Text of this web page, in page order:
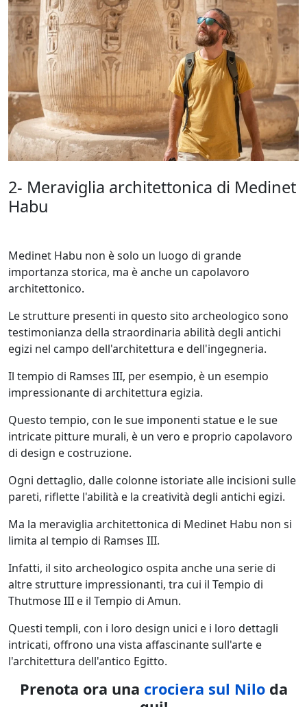
2- Meraviglia architettonica di Medinet
Habu
Medinet Habu non è solo un luogo di grande
importanza storica, ma è anche un capolavoro
architettonico.
Le strutture presenti in questo sito archeologico sono
testimonianza della straordinaria abilità degli antichi
egizi nel campo dell'architettura e dell'ingegneria.
Il tempio di Ramses III, per esempio, è un esempio
impressionante di architettura egizia.
Questo tempio, con le sue imponenti statue e le sue
intricate pitture murali, è un vero e proprio capolavoro
di design e costruzione.
Ogni dettaglio, dalle colonne istoriate alle incisioni sulle
pareti, riflette l'abilità e la creatività degli antichi egizi.
Ma la meraviglia architettonica di Medinet Habu non si
limita al tempio di Ramses III.
Infatti, il sito archeologico ospita anche una serie di
altre strutture impressionanti, tra cui il Tempio di
Thutmose III e il Tempio di Amun.
Questi templi, con i loro design unici e i loro dettagli
intricati, offrono una vista affascinante sull'arte e
l'architettura dell'antico Egitto.
Prenota ora una crociera sul Niloda